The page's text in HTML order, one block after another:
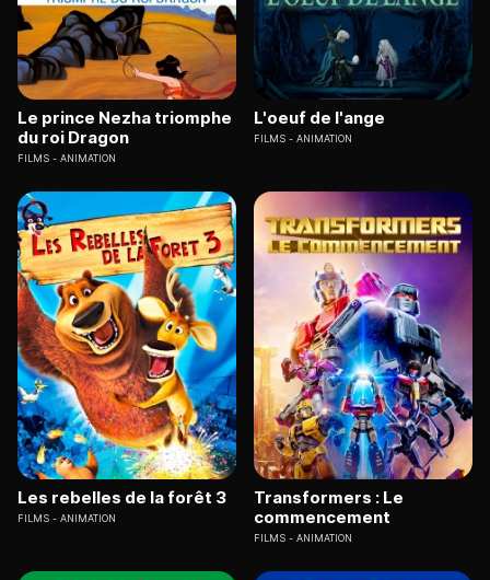
Le prince Nezha triomphe
du roi Dragon
FILMS ANIMATION
L'oeuf de l'ange
FILMS ANIMATION
Les rebelles de la forêt 3
FILMS ANIMATION
Transformers : Le
commencement
FILMS ANIMATION